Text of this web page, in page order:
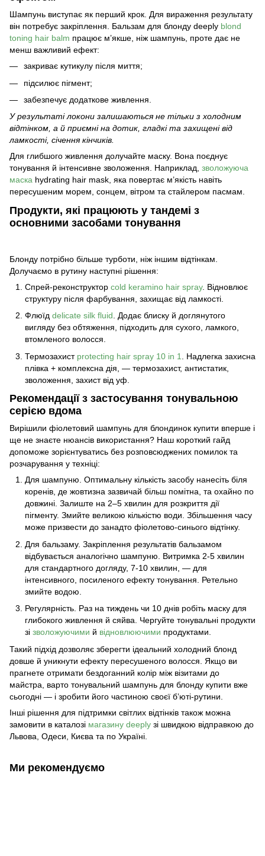
Шампунь виступає як перший крок. Для вираження результату
він потребує закріплення. Бальзам для блонду deeply blond
toning hair balm працює м’якше, ніж шампунь, проте дає не
менш важливий ефект:
закриває кутикулу після миття;
підсилює пігмент;
забезпечує додаткове живлення.
У результаті локони залишаються не тільки з холодним
відтінком, а й приємні на дотик, гладкі та захищені від
ламкості, січення кінчиків.
Для глибшого живлення долучайте маску. Вона поєднує
тонування й інтенсивне зволоження. Наприклад, зволожуюча
маска hydrating hair mask, яка повертає м’якість навіть
пересушеним морем, сонцем, вітром та стайлером пасмам.
Продукти, які працюють у тандемі з
основними засобами тонування
Блонду потрібно більше турботи, ніж іншим відтінкам.
Долучаємо в рутину наступні рішення:
Спрей-реконструктор cold keramino hair spray. Відновлює
структуру після фарбування, захищає від ламкості.
Флюїд delicate silk fluid. Додає блиску й доглянутого
вигляду без обтяження, підходить для сухого, ламкого,
втомленого волосся.
Термозахист protecting hair spray 10 in 1
. Надлегка захисна
плівка + комплексна дія, — термозахист, антистатик,
зволоження, захист від уф.
Рекомендації з застосування тонувальною
серією вдома
Вирішили фіолетовий шампунь для блондинок купити вперше і
ще не знаєте нюансів використання? Наш короткий гайд
допоможе зорієнтуватись без розповсюджених помилок та
розчарування у техніці:
Для шампуню. Оптимальну кількість засобу нанесіть біля
коренів, де жовтизна зазвичай більш помітна, та охайно по
довжині. Залиште на 2–5 хвилин для розкриття дії
пігменту. Змийте великою кількістю води. Збільшення часу
може призвести до занадто фіолетово-синього відтінку.
Для бальзаму. Закріплення результатів бальзамом
відбувається аналогічно шампуню. Витримка 2-5 хвилин
для стандартного догляду, 7-10 хвилин, — для
інтенсивного, посиленого ефекту тонування. Ретельно
змийте водою.
Регулярність. Раз на тиждень чи 10 днів робіть маску для
глибокого живлення й сяйва. Чергуйте тонувальні продукти
зі зволожуючими й відновлюючими продуктами.
Такий підхід дозволяє зберегти ідеальний холодний блонд
довше й уникнути ефекту пересушеного волосся. Якщо ви
прагнете отримати бездоганний колір між візитами до
майстра, варто тонувальний шампунь для блонду купити вже
сьогодні — і зробити його частиною своєї б’юті-рутини.
Інші рішення для підтримки світлих відтінків також можна
замовити в каталозі магазину deeply зі швидкою відправкою до
Львова, Одеси, Києва та по Україні.
Ми рекомендуємо